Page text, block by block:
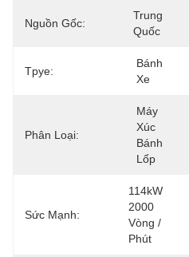
Nguồn Gốc:
Trung
Quốc
Tpye:
Bánh
Xe
Phân Loại:
Máy
Xúc
Bánh
Lốp
Sức Mạnh:
114kW
2000
Vòng /
Phút